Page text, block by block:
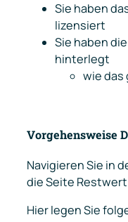
Sie haben
lizensiert
Sie haben
hinterlegt
wie das
Vorgehensweise
Navigieren Sie in
die Seite
Hier legen Sie